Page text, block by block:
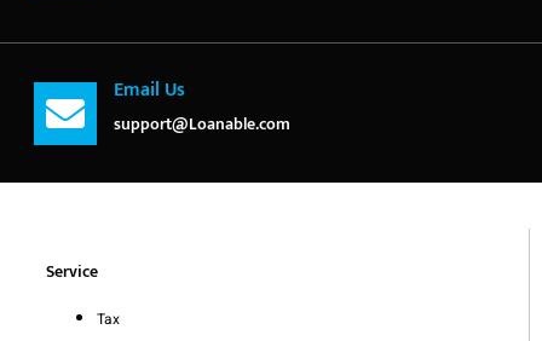
Email Us
support@Loanable.com
Service
Tax